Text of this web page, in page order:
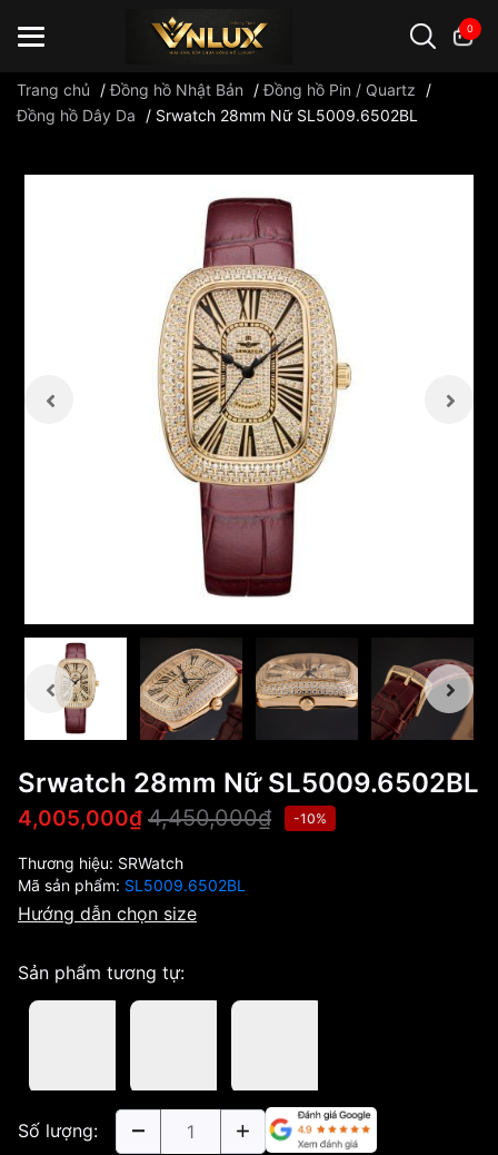
0
Trang chủ /Đồng hồ Nhật Bản /Đồng hồ Pin / Quartz
/
Đồng hồ Dây Da
/ Srwatch 28mm Nữ SL5009.6502BL
Srwatch 28mm Nữ SL5009.6502BL
4,005,000₫ 4,450,000₫ -10%
Thương hiệu: SRWatch
Mã sản phẩm: SL5009.6502BL
Hướng dẫn chọn size
Sản phẩm tương tự:
Số lượng: